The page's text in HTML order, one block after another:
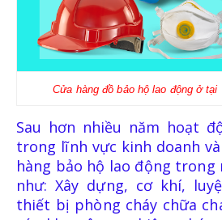
Cửa hàng đồ bảo hộ lao động ở tại
Sau hơn nhiều năm hoạt
trong lĩnh vực kinh doanh
hàng bảo hộ lao động trong
như: Xây dựng, cơ khí,
thiết bị phòng cháy chữa